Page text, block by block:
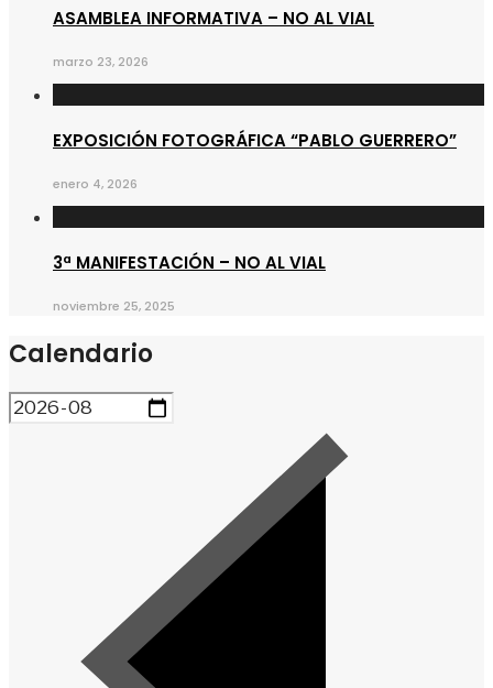
ASAMBLEA INFORMATIVA – NO AL VIAL
marzo 23, 2026
EXPOSICIÓN FOTOGRÁFICA “PABLO GUERRERO”
enero 4, 2026
3ª MANIFESTACIÓN – NO AL VIAL
noviembre 25, 2025
Calendario